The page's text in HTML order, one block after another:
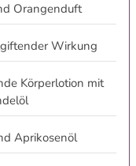
Orangenduft
Wirkung
Körperlotion mit
Aprikosenöl